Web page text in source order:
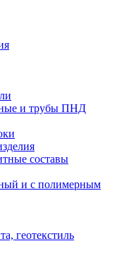
и трубы ПНД
составы
и с полимерным
геотекстиль